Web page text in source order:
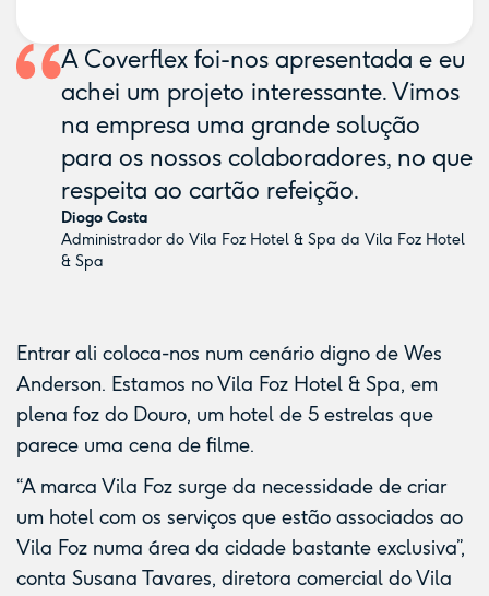
A Coverflex foi-nos apresentada e eu
achei um projeto interessante. Vimos
na empresa uma grande solução
para os nossos colaboradores, no que
respeita ao cartão refeição.
Diogo Costa
Administrador do Vila Foz Hotel & Spa da Vila Foz Hotel
& Spa
Entrar ali coloca-nos num cenário digno de Wes
Anderson. Estamos no Vila Foz Hotel & Spa, em
plena foz do Douro, um hotel de 5 estrelas que
parece uma cena de filme.
“A marca Vila Foz surge da necessidade de criar
um hotel com os serviços que estão associados ao
Vila Foz numa área da cidade bastante exclusiva”,
conta Susana Tavares, diretora comercial do Vila